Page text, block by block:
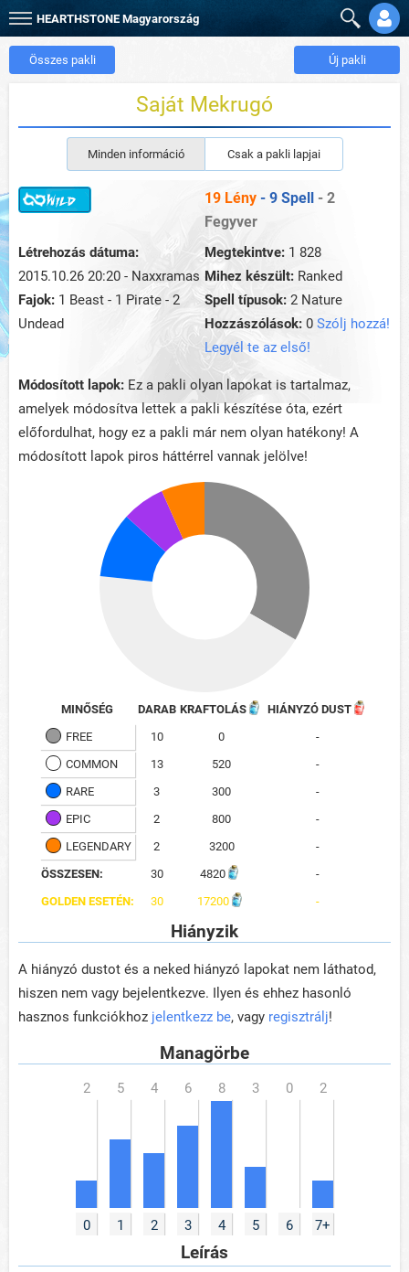
HEARTHSTONE Magyarország
Összes pakli Új pakli
Saját Mekrugó
Minden információ Csak a pakli lapjai
19 Lény - 9 Spell - 2
Fegyver
Létrehozás dátuma:
2015.10.26 20:20 - Naxxramas
Megtekintve: 1 828
Mihez készült: Ranked
Fajok: 1 Beast - 1 Pirate - 2
Undead
Spell típusok: 2 Nature
Hozzászólások: 0 Szólj hozzá!
Legyél te az első!
Módosított lapok: Ez a pakli olyan lapokat is tartalmaz,
amelyek módosítva lettek a pakli készítése óta, ezért
előfordulhat, hogy ez a pakli már nem olyan hatékony! A
módosított lapok piros háttérrel vannak jelölve!
MINŐSÉG DARAB KRAFTOLÁS
HIÁNYZÓ DUST
FREE
10 0
-
COMMON
13 520
-
RARE
3 300
-
EPIC
2 800
-
LEGENDARY
2 3200
-
ÖSSZESEN:
30 4820
-
GOLDEN ESETÉN:
30 17200 -
Hiányzik
A hiányzó dustot és a neked hiányzó lapokat nem láthatod,
hiszen nem vagy bejelentkezve. Ilyen és ehhez hasonló
hasznos funkciókhoz jelentkezz be, vagy regisztrálj!
Managörbe
0 1 2 3 4 5 6 7+
Leírás